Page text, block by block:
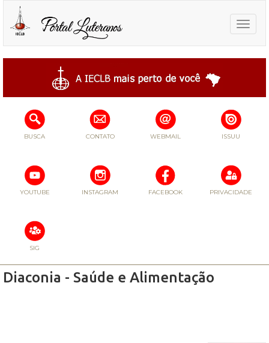
Toggle
BUSCA CONTATO WEBMAIL ISSUU
YOUTUBE INSTAGRAM FACEBOOK PRIVACIDADE
SIG
Diaconia - Saúde e Alimentação